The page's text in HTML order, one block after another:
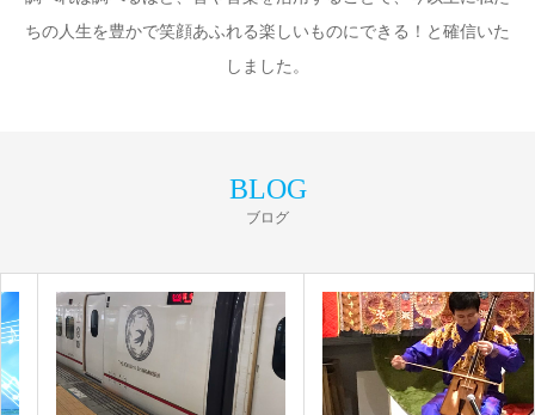
ちの人生を豊かで笑顔あふれる楽しいものにできる！と確信いた
しました。
BLOG
ブログ